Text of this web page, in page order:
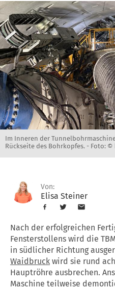
Im Inneren der
Rückseite des Bohrkopfes. - Foto: ©
Von:
Elisa Steiner
Nach der erfolgreichen
Fensterstollens wird die
in südlicher Richtung
Waidbruck wird sie rund
Hauptröhre ausbrechen.
Maschine teilweise